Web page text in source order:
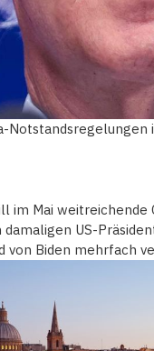
Notstandsregelungen
im Mai
US-
von Biden mehrfach